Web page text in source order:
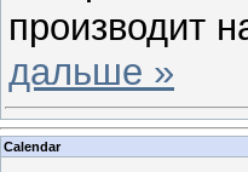
производит
дальше »
Calendar